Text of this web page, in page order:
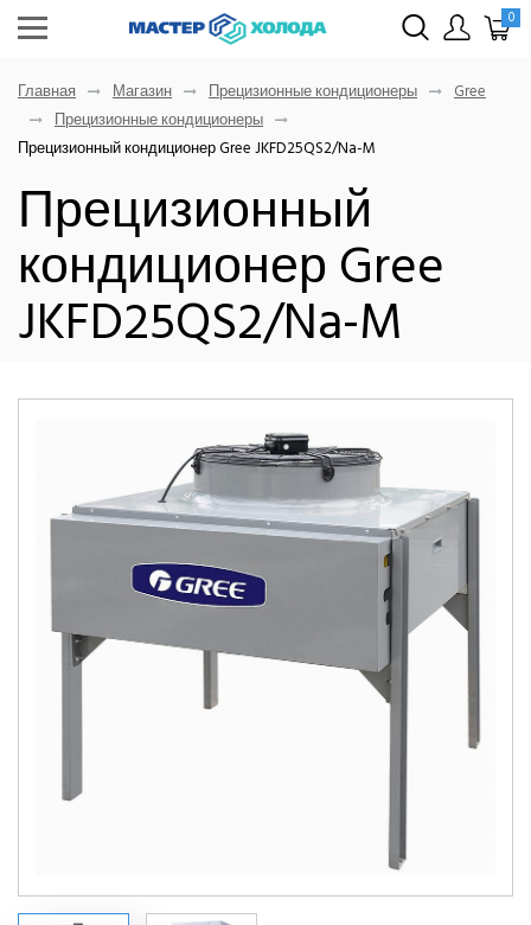
0
Главная Магазин Прецизионные кондиционеры
Gree
Прецизионные кондиционеры
Прецизионный кондиционер Gree JKFD25QS2/Na-M
Прецизионный
кондиционер Gree
JKFD25QS2/Na-M